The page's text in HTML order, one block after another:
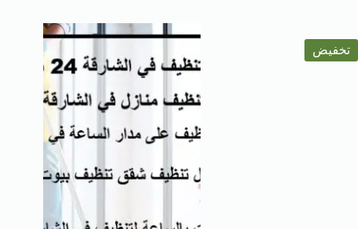
تخفيض